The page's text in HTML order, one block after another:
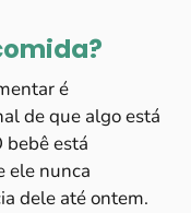
é
de que algo está
bebê está
ele nunca
dele até ontem.